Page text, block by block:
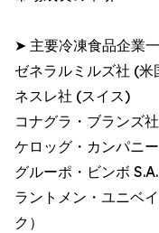
➤ 主要冷凍食品企業
ゼネラルミルズ社 (米
ネスレ社 (スイス)
コナグラ・ブランズ
ケロッグ・カンパニー
グルーポ・ビンボ
ラントメン・ユニベ
ク）